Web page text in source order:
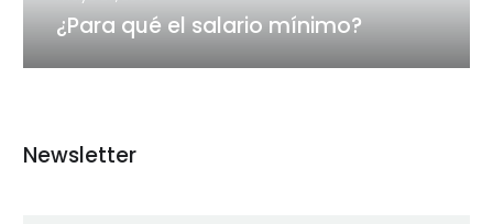
¿Para qué el salario mínimo?
Newsletter